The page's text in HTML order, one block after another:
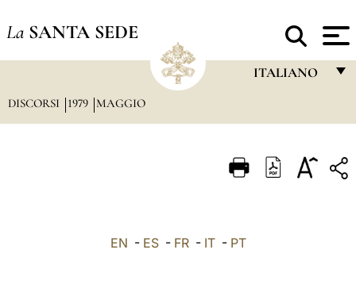
La SANTA SEDE
ITALIANO
ITALIANO
DISCORSI 1979 MAGGIO
EN - ES- FR- IT- PT